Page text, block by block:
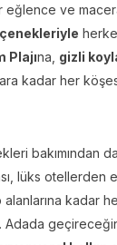
eğlence ve
Plajına, gizli
kadar her
bakımından
lüks otellerden
kadar
Adada